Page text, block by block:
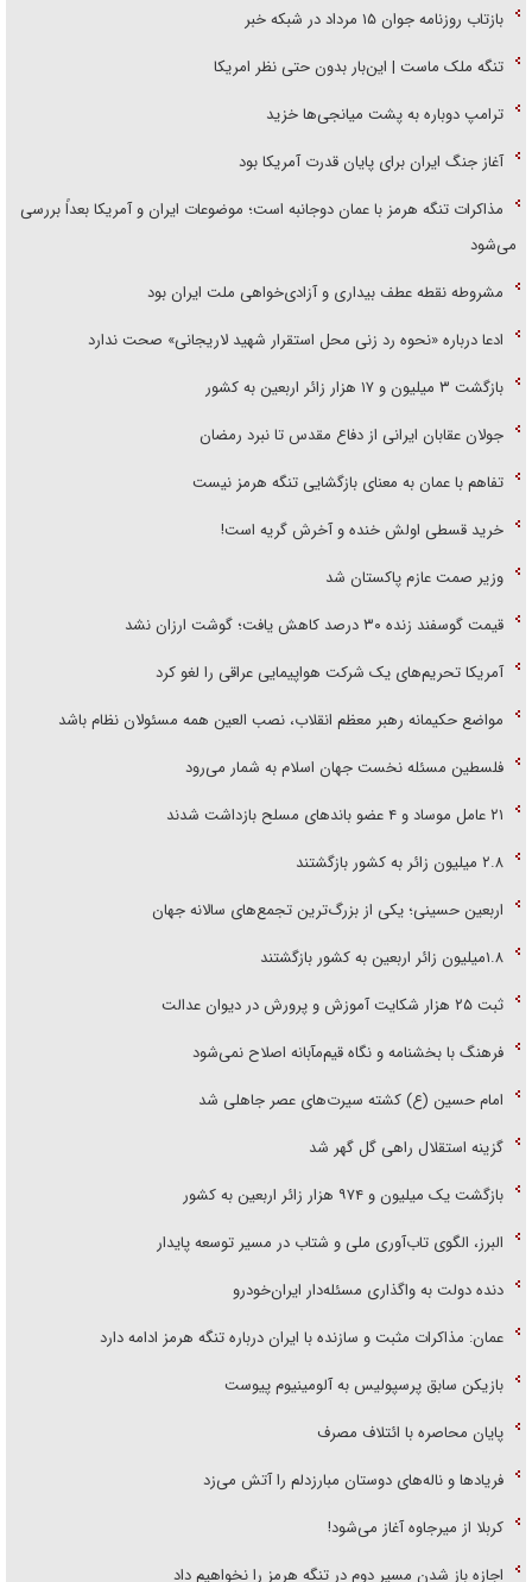
بازتاب روزنامه جوان ۱۵ مرداد در شبکه خبر
تنگه ملک ماست | این‌بار بدون حتی نظر امریکا
ترامپ دوباره به پشت میانجی‌ها خزید
آغاز جنگ ایران برای پایان قدرت آمریکا بود
مذاکرات تنگه هرمز با عمان دوجانبه است؛ موضوعات ایران و آمریکا بعداً بررسی
می‌شود
مشروطه نقطه عطف بیداری و آزادی‌خواهی ملت ایران بود
ادعا درباره «نحوه رد زنی محل استقرار شهید لاریجانی» صحت ندارد
بازگشت ۳ میلیون و ۱۷ هزار زائر اربعین به کشور
جولان عقابان ایرانی از دفاع مقدس تا نبرد رمضان
تفاهم با عمان به معنای بازگشایی تنگه هرمز نیست
خرید قسطی اولش خنده و آخرش گریه است!
وزیر صمت عازم پاکستان شد
قیمت گوسفند زنده ۳۰ درصد کاهش یافت؛ گوشت ارزان نشد
آمریکا تحریم‌های یک شرکت هواپیمایی عراقی را لغو کرد
مواضع حکیمانه رهبر معظم انقلاب، نصب العین همه مسئولان نظام باشد
فلسطین مسئله نخست جهان اسلام به شمار می‌رود
۲۱ عامل موساد و ۴ عضو باند‌های مسلح بازداشت شدند
۲.۸ میلیون زائر به کشور بازگشتند
اربعین حسینی؛ یکی از بزرگ‌ترین تجمع‌های سالانه جهان
۱.۸میلیون زائر اربعین به کشور بازگشتند
ثبت ۲۵ هزار شکایت آموزش و پرورش در دیوان عدالت
فرهنگ با بخشنامه و نگاه قیم‌مآبانه اصلاح نمی‌شود
امام حسین (ع) کشته سیرت‌های عصر جاهلی شد
گزینه استقلال راهی گل گهر شد
بازگشت یک میلیون و ۹۷۴ هزار زائر اربعین به کشور
البرز، الگوی تاب‌آوری ملی و شتاب در مسیر توسعه پایدار
دنده دولت به واگذاری مسئله‌دار ایران‌خودرو
عمان: مذاکرات مثبت و سازنده با ایران درباره تنگه هرمز ادامه دارد
بازیکن سابق پرسپولیس به آلومینیوم پیوست
پایان محاصره با ائتلاف مصرف
فریاد‌ها و ناله‌های دوستان مبارزدلم را آتش می‌زد
کربلا از میرجاوه آغاز می‌شود!
اجازه باز شدن مسیر دوم در تنگه هرمز را نخواهیم داد